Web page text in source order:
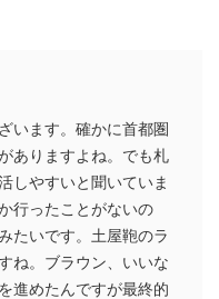
います。確かに首都圏
ありますよね。でも札
しやすいと聞いていま
行ったことがないの
たいです。土屋鞄のラ
ね。ブラウン、いいな
進めたんですが最終的